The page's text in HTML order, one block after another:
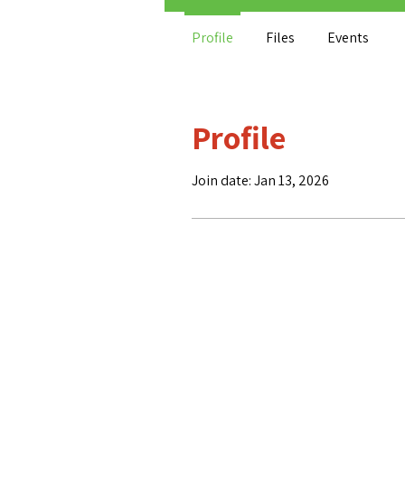
Profile
Join date: Jan 13, 2026
Profile Files Events